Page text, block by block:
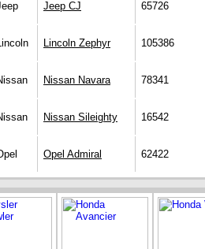
Jeep CJ 65726
Lincoln Zephyr 105386
Nissan Navara 78341
Nissan Sileighty 16542
Opel Admiral 62422